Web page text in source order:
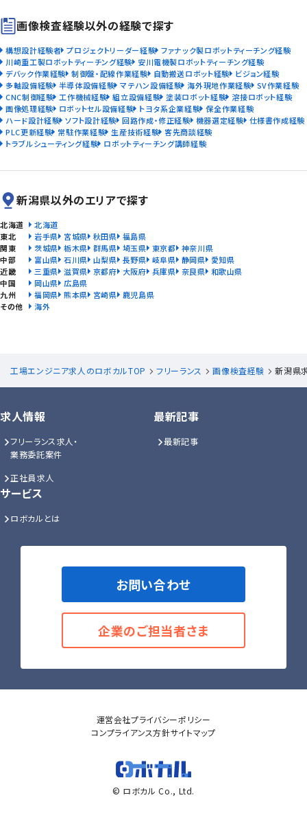
画像検査経験以外の経験で探す
構想設計経験者 プロジェクトリーダー経験 ファナック製ロボットティーチング経験
川崎重工製ロボットティーチング経験 安川電機製ロボットティーチング経験
デバック作業経験 制御盤・配線作業経験 自動搬送ロボット経験 ビジョン経験
多軸設備経験 半導体設備経験 マテハン設備経験 海外現地作業経験 SV作業経験
CNC制御経験 工作機械経験 組立設備経験 塗装ロボット経験 溶接ロボット経験
画像処理経験 ロボットセル設備経験 トヨタ系企業経験 保全作業経験
ハード設計経験 ソフト設計経験 回路作成・修正経験 機器選定経験 仕様書作成経験
PLC更新経験 常駐作業経験 生産技術経験 客先商談経験
トラブルシューティング経験 ロボットティーチング講師経験
新潟県以外のエリアで探す
北海道
北海道
東北
岩手県 宮城県 秋田県 福島県
関東
茨城県 栃木県 群馬県 埼玉県 東京都
神奈川県
中部
富山県 石川県 山梨県 長野県 岐阜県 静岡県
愛知県
近畿
三重県 滋賀県 京都府 大阪府 兵庫県 奈良県 和歌山県
中国
岡山県
広島県
九州
福岡県 熊本県 宮崎県
鹿児島県
その他
海外
工場エンジニア求人のロボカルTOP フリーランス 画像検査経験 新潟県
求人情報
フリーランス求人・
業務委託案件
正社員求人
最新記事
最新記事
サービス
ロボカルとは
お問い合わせ
企業のご担当者さま
運営会社プライバシーポリシー
コンプライアンス方針サイトマップ
© ロボカル Co., Ltd.